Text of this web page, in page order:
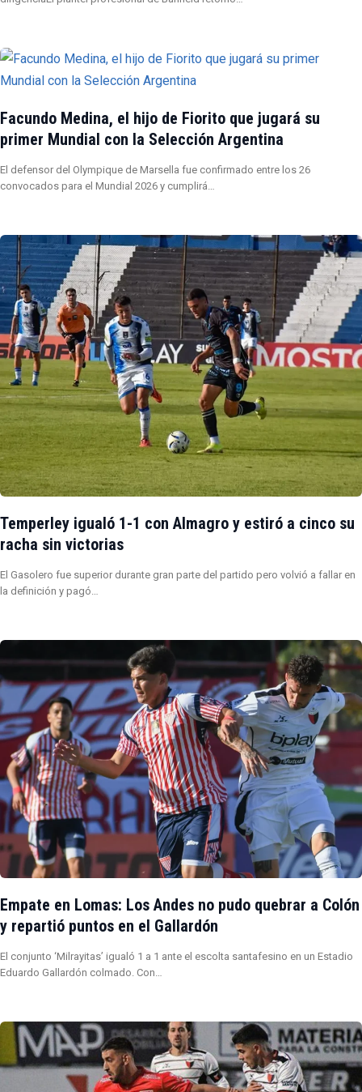
Facundo Medina, el hijo de Fiorito que jugará su
primer Mundial con la Selección Argentina
El defensor del Olympique de Marsella fue confirmado entre los 26
convocados para el Mundial 2026 y cumplirá…
Temperley igualó 1-1 con Almagro y estiró a cinco su
racha sin victorias
El Gasolero fue superior durante gran parte del partido pero volvió a fallar en
la definición y pagó…
Empate en Lomas: Los Andes no pudo quebrar a Colón
y repartió puntos en el Gallardón
El conjunto ‘Milrayitas’ igualó 1 a 1 ante el escolta santafesino en un Estadio
Eduardo Gallardón colmado. Con…